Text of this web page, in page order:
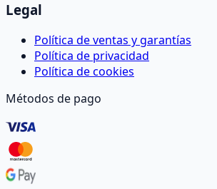
Legal
Política de ventas y garantías
Política de privacidad
Política de cookies
Métodos de pago